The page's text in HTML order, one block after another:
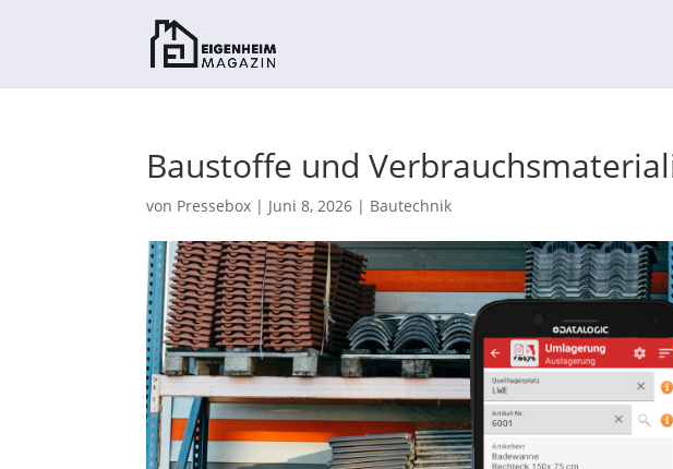
Baustoffe und
von Pressebox | Juni 8, 2026 | Bautechnik